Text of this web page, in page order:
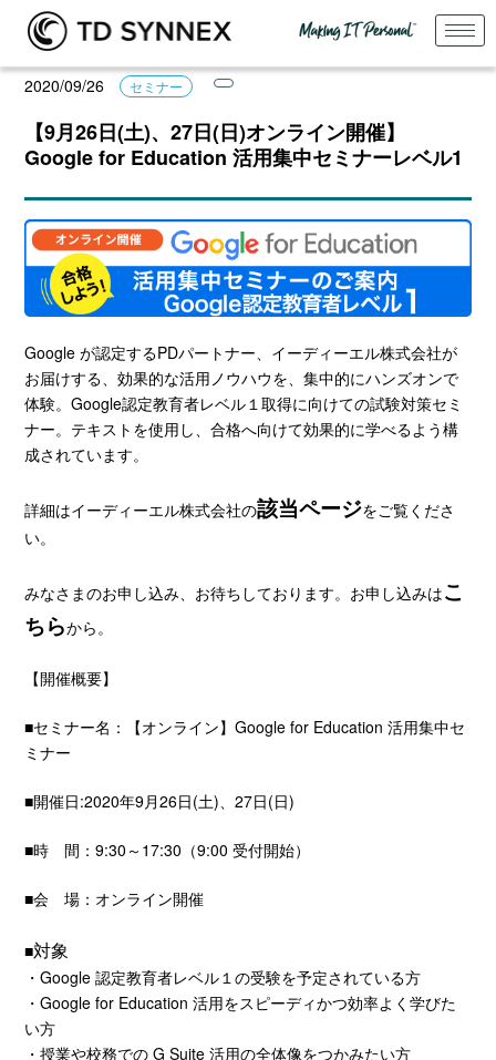
2020/09/26 セミナー
【9月26日(土)、27日(日)オンライン開催】
Google for Education 活用集中セミナーレベル1
Google が認定するPDパートナー、イーディーエル株式会社が
お届けする、効果的な活用ノウハウを、集中的にハンズオンで
体験。Google認定教育者レベル１取得に向けての試験対策セミ
ナー。テキストを使用し、合格へ向けて効果的に学べるよう構
成されています。
詳細はイーディーエル株式会社の該当ページをご覧くださ
い。
みなさまのお申し込み、お待ちしております。お申し込みはこ
ちらから。
【開催概要】
■セミナー名：【オンライン】Google for Education 活用集中セ
ミナー
■開催日:2020年9月26日(土)、27日(日)
■時 間：9:30～17:30（9:00 受付開始）
■会 場：オンライン開催
■対象
・Google 認定教育者レベル１の受験を予定されている方
・Google for Education 活用をスピーディかつ効率よく学びた
い方
・授業や校務での G Suite 活用の全体像をつかみたい方